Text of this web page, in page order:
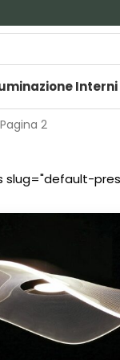
Interni
2
slug="default-